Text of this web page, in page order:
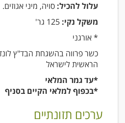
עלול להכיל: סויה, מיני אגוזים.
משקל נקי:
* אורגני
כשר פרווה בהשגחת הבד"ץ
הראשית לישראל
*עד גמר המלאי
*בכפוף למלאי הקיים בסניף
ערכים תזונתיים